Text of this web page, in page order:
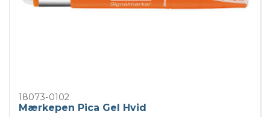
18073-0102
Mærkepen Pica Gel Hvid